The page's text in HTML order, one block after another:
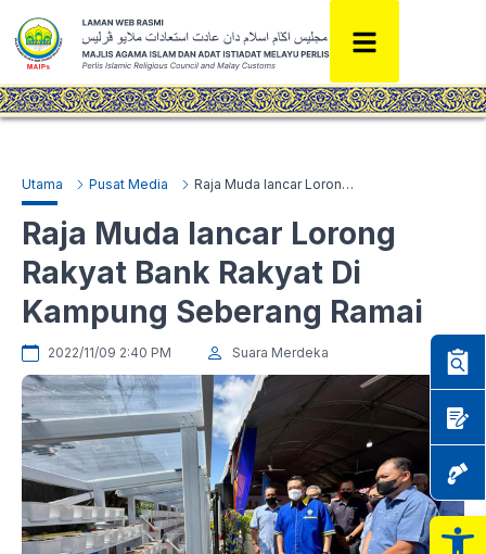
Utama Pusat Media Raja Muda lancar Lorong Rakyat Bank Rakyat Di Kampung Seberang Ramai
Raja Muda lancar Lorong
Rakyat Bank Rakyat Di
Kampung Seberang Ramai
2022/11/09 2:40 PM Suara Merdeka